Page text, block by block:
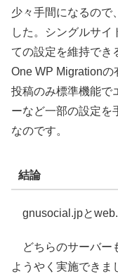
少々手間になるので
した。シングルサイ
ての設定を維持でき
One WP Migration
投稿のみ標準機能で
ーなど一部の設定を
なのです。
結論
gnusocial.jpと
どちらのサーバー
ようやく実施できま